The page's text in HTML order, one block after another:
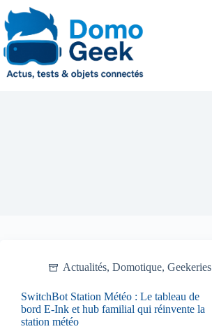
au
contenu
Actualités, Domotique, Geekeries
SwitchBot Station Météo : Le tableau de
bord E-Ink et hub familial qui réinvente la
station météo